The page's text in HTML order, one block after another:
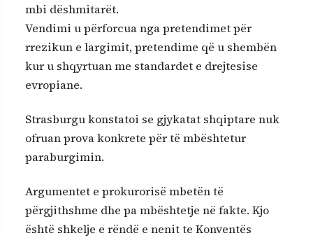
mbi dëshmitarët.
Vendimi u përforcua nga pretendimet për
rrezikun e largimit, pretendime që u shembën
kur u shqyrtuan me standardet e drejtesise
evropiane.
Strasburgu konstatoi se gjykatat shqiptare nuk
ofruan prova konkrete për të mbështetur
paraburgimin.
Argumentet e prokurorisë mbetën të
përgjithshme dhe pa mbështetje në fakte. Kjo
është shkelje e rëndë e nenit te Konventës